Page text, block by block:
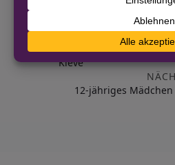
VORHERIGER BEITRAG
Gebäudebrand an der
Kleve
12-jähriges